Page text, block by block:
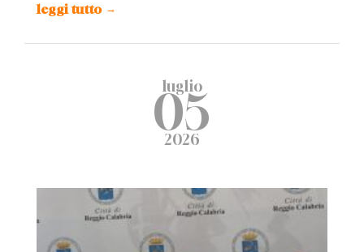
leggi tutto →
luglio
05
2026